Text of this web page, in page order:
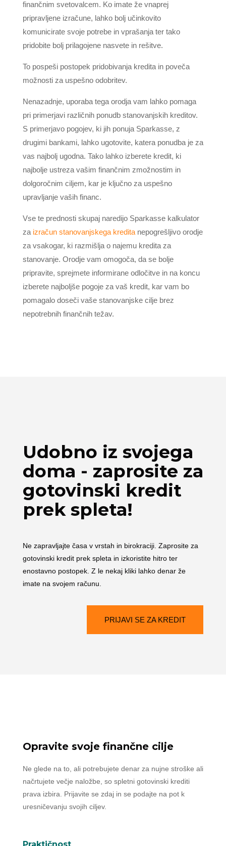
finančnim svetovalcem. Ko imate že vnaprej
pripravljene izračune, lahko bolj učinkovito
komunicirate svoje potrebe in vprašanja ter tako
pridobite bolj prilagojene nasvete in rešitve.
To pospeši postopek pridobivanja kredita in poveča
možnosti za uspešno odobritev.
Nenazadnje, uporaba tega orodja vam lahko pomaga
pri primerjavi različnih ponudb stanovanjskih kreditov.
S primerjavo pogojev, ki jih ponuja Sparkasse, z
drugimi bankami, lahko ugotovite, katera ponudba je za
vas najbolj ugodna. Tako lahko izberete kredit, ki
najbolje ustreza vašim finančnim zmožnostim in
dolgoročnim ciljem, kar je ključno za uspešno
upravljanje vaših financ.
Vse te prednosti skupaj naredijo Sparkasse kalkulator
za izračun stanovanjskega kreditanepogrešljivo orodje
za vsakogar, ki razmišlja o najemu kredita za
stanovanje. Orodje vam omogoča, da se bolje
pripravite, sprejmete informirane odločitve in na koncu
izberete najboljše pogoje za vaš kredit, kar vam bo
pomagalo doseči vaše stanovanjske cilje brez
nepotrebnih finančnih težav.
Udobno iz svojega
doma - zaprosite za
gotovinski kredit
prek spleta!
Ne zapravljajte časa v vrstah in birokraciji. Zaprosite za
gotovinski kredit prek spleta in izkoristite hitro ter
enostavno postopek. Z le nekaj kliki lahko denar že
imate na svojem računu.
PRIJAVI SE ZA KREDIT
Opravite svoje finančne cilje
Ne glede na to, ali potrebujete denar za nujne stroške ali
načrtujete večje naložbe, so spletni gotovinski krediti
prava izbira. Prijavite se zdaj in se podajte na pot k
uresničevanju svojih ciljev.